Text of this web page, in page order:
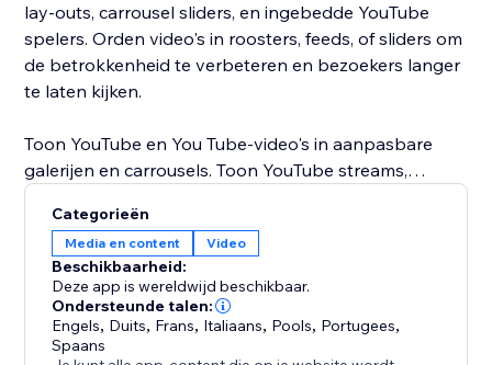
lay-outs, carrousel sliders, en ingebedde YouTube
spelers. Orden video's in roosters, feeds, of sliders om
de betrokkenheid te verbeteren en bezoekers langer
te laten kijken.
Toon YouTube en You Tube-video's in aanpasbare
galerijen en carrousels. Toon YouTube streams,
YouTube Kids inhoud.
Perfect voor bedrijven, makers, bloggers, online
winkels, onderwijzers, bureaus, streamers, en
marketingwebsites die professioneel YouTube video's
willen tonen.
Categorieën
Media en content Video
Beschikbaarheid:
Deze app is wereldwijd beschikbaar.
Ondersteunde talen:
Engels, Duits, Frans, Italiaans, Pools, Portugees,
Spaans